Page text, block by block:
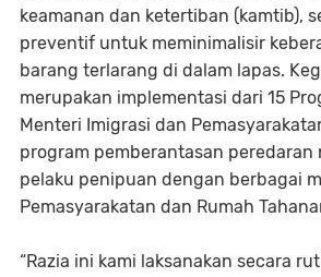
keamanan dan ketertiban (kamtib),
preventif untuk meminimalisir
barang terlarang di dalam lapas.
merupakan implementasi dari 15
Menteri Imigrasi dan
program pemberantasan peredaran
pelaku penipuan dengan berbagai
Pemasyarakatan dan Rumah
“Razia ini kami laksanakan secara